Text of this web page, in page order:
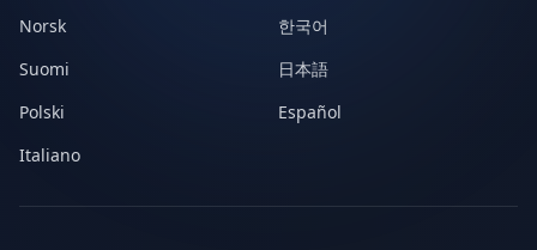
Norsk
한국어
Suomi
日本語
Polski
Español
Italiano